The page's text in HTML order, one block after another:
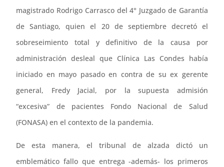
magistrado Rodrigo Carrasco del 4° Juzgado de Garantía
de Santiago, quien el 20 de septiembre decretó el
sobreseimiento total y definitivo de la causa por
administración desleal que Clínica Las Condes había
iniciado en mayo pasado en contra de su ex gerente
general, Fredy Jacial, por la supuesta admisión
“excesiva” de pacientes Fondo Nacional de Salud
(FONASA) en el contexto de la pandemia.
De esta manera, el tribunal de alzada dictó un
emblemático fallo que entrega -además- los primeros